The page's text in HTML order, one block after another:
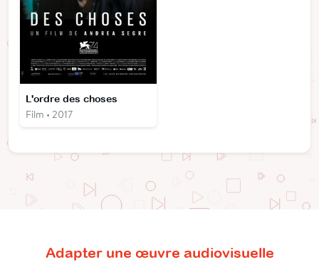
L'ordre des choses
Film • 2017
Adapter une œuvre audiovisuelle